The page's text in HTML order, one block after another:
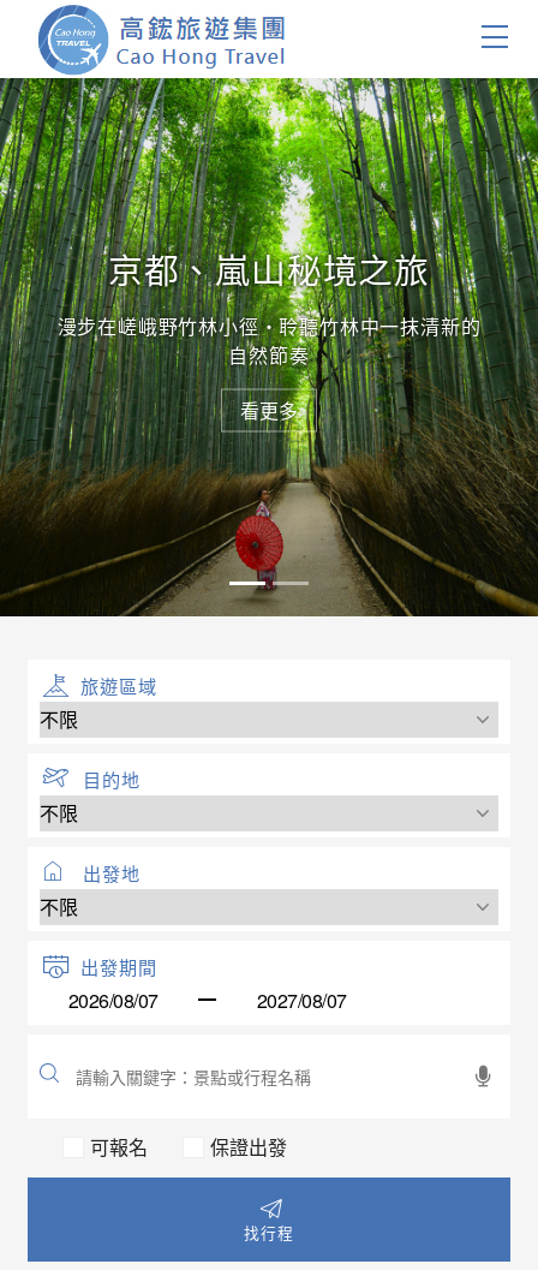
首頁
團體旅遊
國內旅遊
證件簽證
關於我們
客製服務
會員登入
京都、嵐山秘境之旅
漫步在嵯峨野竹林小徑・聆聽竹林中一抹清新的
自然節奏
看更多
看更多
旅遊區域
目的地
出發地
出發期間
可報名 保證出發
找行程